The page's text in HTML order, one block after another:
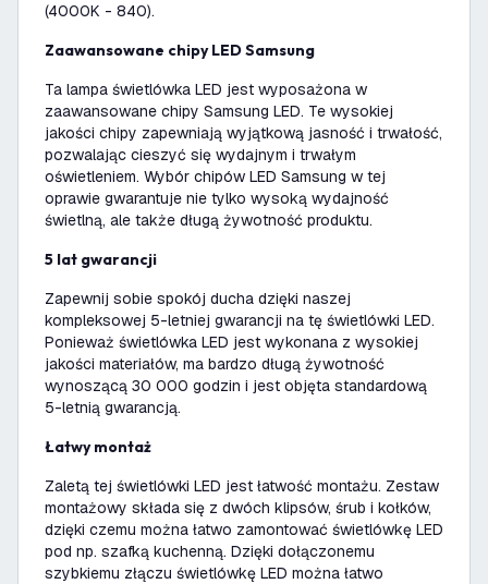
(4000K - 840).
Zaawansowane chipy LED Samsung
Ta lampa świetlówka LED jest wyposażona w
zaawansowane chipy Samsung LED. Te wysokiej
jakości chipy zapewniają wyjątkową jasność i trwałość,
pozwalając cieszyć się wydajnym i trwałym
oświetleniem. Wybór chipów LED Samsung w tej
oprawie gwarantuje nie tylko wysoką wydajność
świetlną, ale także długą żywotność produktu.
5 lat gwarancji
Zapewnij sobie spokój ducha dzięki naszej
kompleksowej 5-letniej gwarancji na tę świetlówki LED.
Ponieważ świetlówka LED jest wykonana z wysokiej
jakości materiałów, ma bardzo długą żywotność
wynoszącą 30 000 godzin i jest objęta standardową
5-letnią gwarancją.
Łatwy montaż
Zaletą tej świetlówki LED jest łatwość montażu. Zestaw
montażowy składa się z dwóch klipsów, śrub i kołków,
dzięki czemu można łatwo zamontować świetlówkę LED
pod np. szafką kuchenną. Dzięki dołączonemu
szybkiemu złączu świetlówkę LED można łatwo